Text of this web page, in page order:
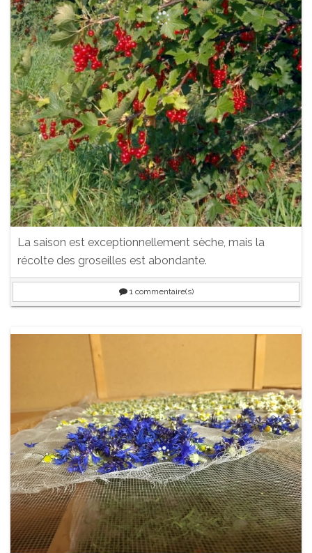
La saison est exceptionnellement sèche, mais la
récolte des groseilles est abondante.
1commentaire(s)